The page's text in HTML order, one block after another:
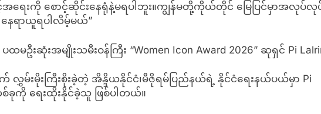
ရေးကို စောင့်ဆိုင်းနေရုံနဲ့မရပါဘူး။ကျွန်မတို့ကိုယ်တိုင် မြေပြင်မှာအလုပ်လုပ်ပ
ေရာယူရပါလိမ့်မယ်”
ဦးဆုံးအမျိုးသမီးဝန်ကြီး “Women Icon Award 2026” ဆုရှင် Pi
မ်းမိုးကြီးစိုးခဲ့တဲ့ အိန္ဒိယနိုင်ငံ၊မီဇိုရမ်ပြည်နယ်ရဲ့ နိုင်ငံရေးနယ်ပယ်မှာ Pi
ခုကို ရေးထိုးနိုင်ခဲ့သူ ဖြစ်ပါတယ်။